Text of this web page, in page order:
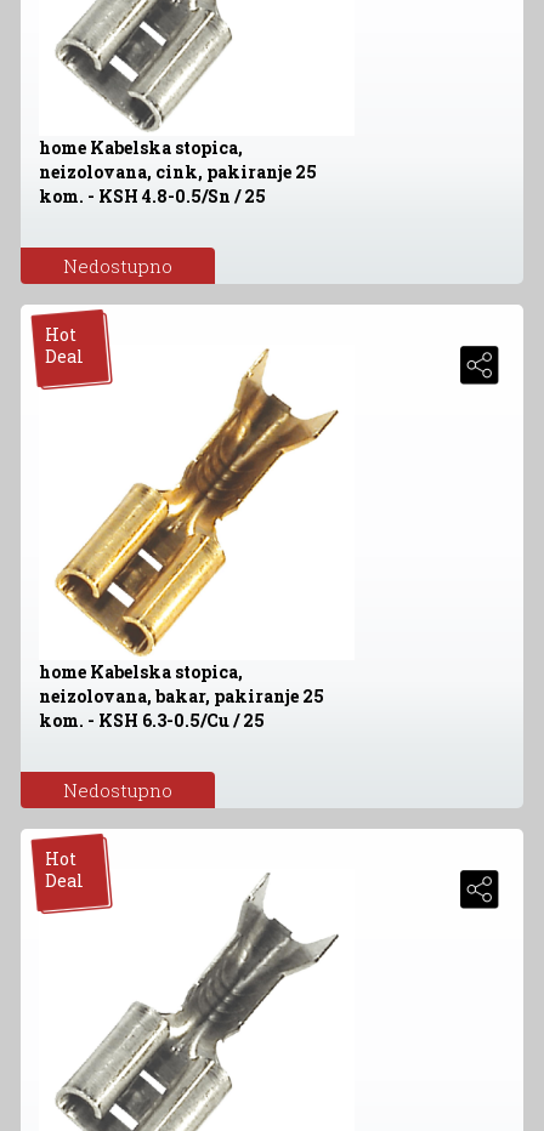
home Kabelska stopica,
neizolovana, cink, pakiranje 25
kom. - KSH 4.8-0.5/Sn / 25
Nedostupno
Hot
Deal
home Kabelska stopica,
neizolovana, bakar, pakiranje 25
kom. - KSH 6.3-0.5/Cu / 25
Nedostupno
Hot
Deal